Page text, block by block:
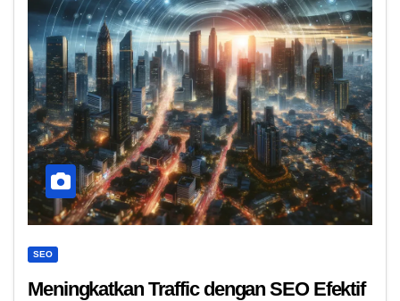
SEO
Meningkatkan Traffic dengan SEO Efektif